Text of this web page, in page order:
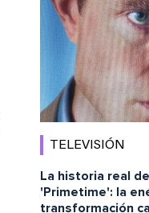
TELEVISIÓN
La historia real
'Primetime': la
transformación